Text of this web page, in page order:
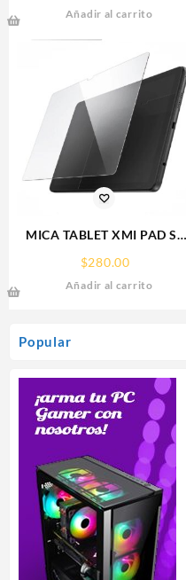
Popular
Añadir al carrito
MICA TABLET XMI PAD SE
11° REDMI SCREEN GLASS
PROTECTOR RHINOGLASS
$280.00
Añadir al carrito